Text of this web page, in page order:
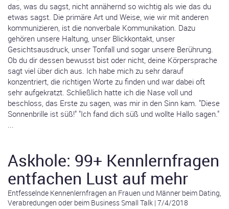
das, was du sagst, nicht annähernd so wichtig als wie das du
etwas sagst. Die primäre Art und Weise, wie wir mit anderen
kommunizieren, ist die nonverbale Kommunikation. Dazu
gehören unsere Haltung, unser Blickkontakt, unser
Gesichtsausdruck, unser Tonfall und sogar unsere Berührung.
Ob du dir dessen bewusst bist oder nicht, deine Körpersprache
sagt viel über dich aus. Ich habe mich zu sehr darauf
konzentriert, die richtigen Worte zu finden und war dabei oft
sehr aufgekratzt. Schließlich hatte ich die Nase voll und
beschloss, das Erste zu sagen, was mir in den Sinn kam. "Diese
Sonnenbrille ist süß!" "Ich fand dich süß und wollte Hallo sagen."
Askhole: 99+ Kennlernfragen
entfachen Lust auf mehr
Entfesselnde Kennenlernfragen an Frauen und Männer beim Dating,
Verabredungen oder beim Business Small Talk | 7/4/2018